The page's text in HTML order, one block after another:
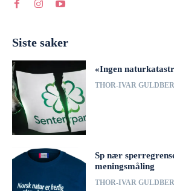
Siste saker
«Ingen
THOR-IVAR
Sp nær
meningsmåling
THOR-IVAR